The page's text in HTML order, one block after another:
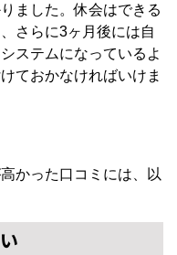
ました。休会はできる
さらに3ヶ月後には自
ステムになっているよ
ておかなければいけま
かった口コミには、以